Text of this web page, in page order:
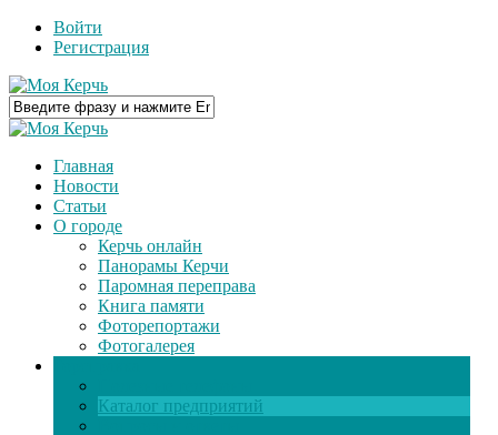
Войти
Регистрация
Главная
Новости
Статьи
О городе
Керчь онлайн
Панорамы Керчи
Паромная переправа
Книга памяти
Фоторепортажи
Фотогалерея
Каталог предприятий